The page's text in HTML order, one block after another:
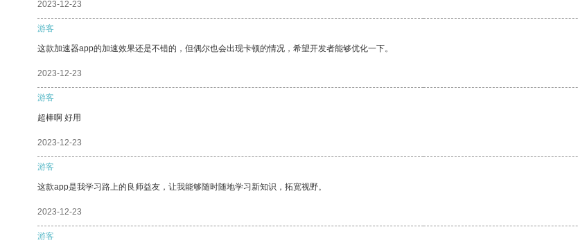
2023-12-23
游客
这款加速器app的加速效果还是不错的，但偶尔也会出现卡顿的情况，希望开发者能够优化一下。
2023-12-23
游客
超棒啊 好用
2023-12-23
游客
这款app是我学习路上的良师益友，让我能够随时随地学习新知识，拓宽视野。
2023-12-23
游客